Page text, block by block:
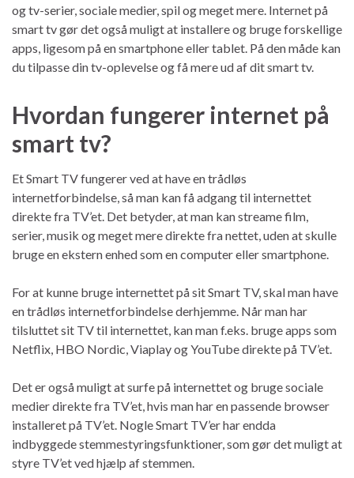
og tv-serier, sociale medier, spil og meget mere. Internet på
smart tv gør det også muligt at installere og bruge forskellige
apps, ligesom på en smartphone eller tablet. På den måde kan
du tilpasse din tv-oplevelse og få mere ud af dit smart tv.
Hvordan fungerer internet på
smart tv?
Et Smart TV fungerer ved at have en trådløs
internetforbindelse, så man kan få adgang til internettet
direkte fra TV’et. Det betyder, at man kan streame film,
serier, musik og meget mere direkte fra nettet, uden at skulle
bruge en ekstern enhed som en computer eller smartphone.
For at kunne bruge internettet på sit Smart TV, skal man have
en trådløs internetforbindelse derhjemme. Når man har
tilsluttet sit TV til internettet, kan man f.eks. bruge apps som
Netflix, HBO Nordic, Viaplay og YouTube direkte på TV’et.
Det er også muligt at surfe på internettet og bruge sociale
medier direkte fra TV’et, hvis man har en passende browser
installeret på TV’et. Nogle Smart TV’er har endda
indbyggede stemmestyringsfunktioner, som gør det muligt at
styre TV’et ved hjælp af stemmen.